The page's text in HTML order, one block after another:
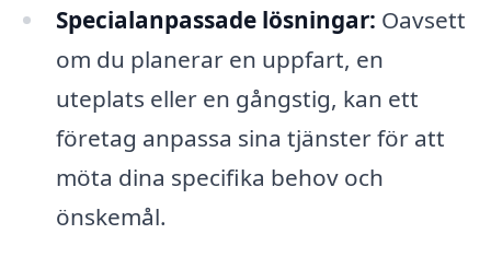
Specialanpassade lösningar: Oavsett
om du planerar en uppfart, en
uteplats eller en gångstig, kan ett
företag anpassa sina tjänster för att
möta dina specifika behov och
önskemål.